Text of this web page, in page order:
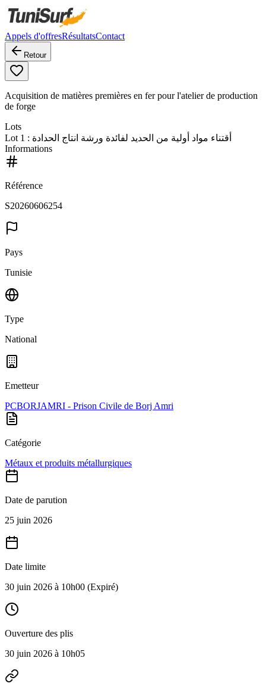
Appels d'offresRésultatsContact
Retour
Acquisition de matières premières en fer pour l'atelier de production
de forge
Lots
Lot 1
: أقتناء مواد أولية من الحديد لفائدة ورشة انتاج الحدادة
Informations
Référence
S20260606254
Pays
Tunisie
Type
National
Emetteur
PCBORJAMRI - Prison Civile de Borj Amri
Catégorie
Métaux et produits métallurgiques
Date de parution
25 juin 2026
Date limite
30 juin 2026 à 10h00 (Expiré)
Ouverture des plis
30 juin 2026 à 10h05